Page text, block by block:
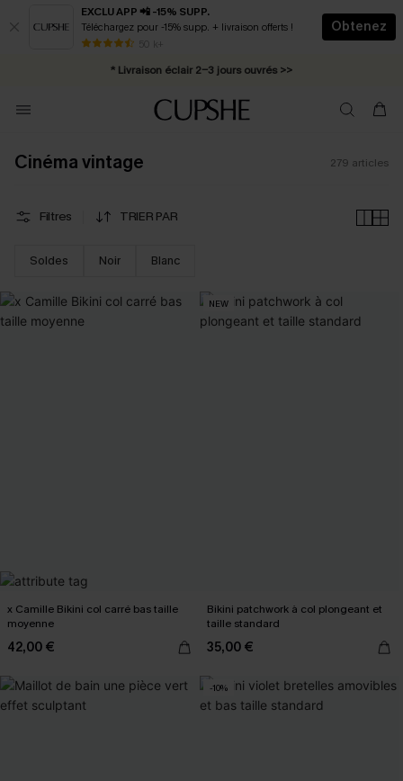
EXCLU APP 📲 -15% SUPP.
Téléchargez pour -15% supp. + livraison offerts !
50 k+
Obtenez
* Livraison éclair 2-3 jours ouvrés >>
Abonnement E-mail : -25% dès 4 achetés >>
Cinéma vintage 279 articles
Filtres TRIER PAR
Soldes Noir Blanc
x Camille Bikini col carré bas taille
moyenne
42,00 €
NEW
Bikini patchwork à col plongeant et
taille standard
35,00 €
-10%